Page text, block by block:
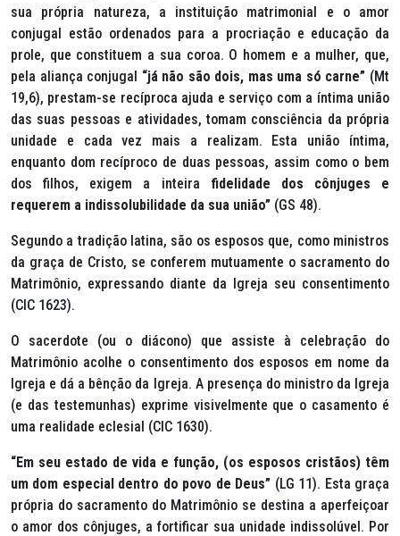
sua própria natureza, a instituição matrimonial e o amor
conjugal estão ordenados para a procriação e educação da
prole, que constituem a sua coroa. O homem e a mulher, que,
pela aliança conjugal “já não são dois, mas uma só carne” (Mt
19,6), prestam-se recíproca ajuda e serviço com a íntima união
das suas pessoas e atividades, tomam consciência da própria
unidade e cada vez mais a realizam. Esta união íntima,
enquanto dom recíproco de duas pessoas, assim como o bem
dos filhos, exigem a inteira fidelidade dos cônjuges e
requerem a indissolubilidade da sua união” (GS 48).
Segundo a tradição latina, são os esposos que, como ministros
da graça de Cristo, se conferem mutuamente o sacramento do
Matrimônio, expressando diante da Igreja seu consentimento
(CIC 1623).
O sacerdote (ou o diácono) que assiste à celebração do
Matrimônio acolhe o consentimento dos esposos em nome da
Igreja e dá a bênção da Igreja. A presença do ministro da Igreja
(e das testemunhas) exprime visivelmente que o casamento é
uma realidade eclesial (CIC 1630).
“Em seu estado de vida e função, (os esposos cristãos) têm
um dom especial dentro do povo de Deus” (LG 11). Esta graça
própria do sacramento do Matrimônio se destina a aperfeiçoar
o amor dos cônjuges, a fortificar sua unidade indissolúvel. Por